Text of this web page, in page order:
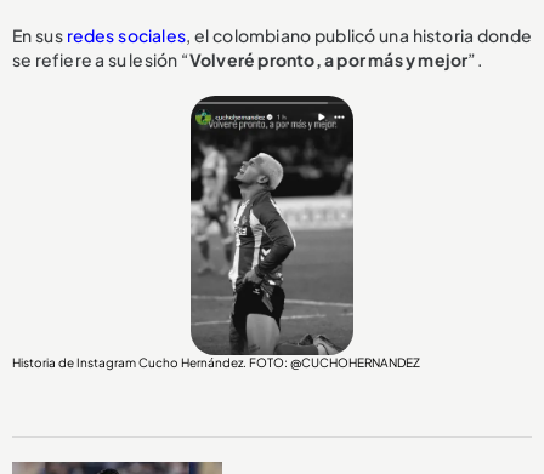
En sus redes sociales, el colombiano publicó una historia donde
se refiere a su lesión “Volveré pronto, a por más y mejor”.
Historia de Instagram Cucho Hernández. FOTO: @CUCHOHERNANDEZ